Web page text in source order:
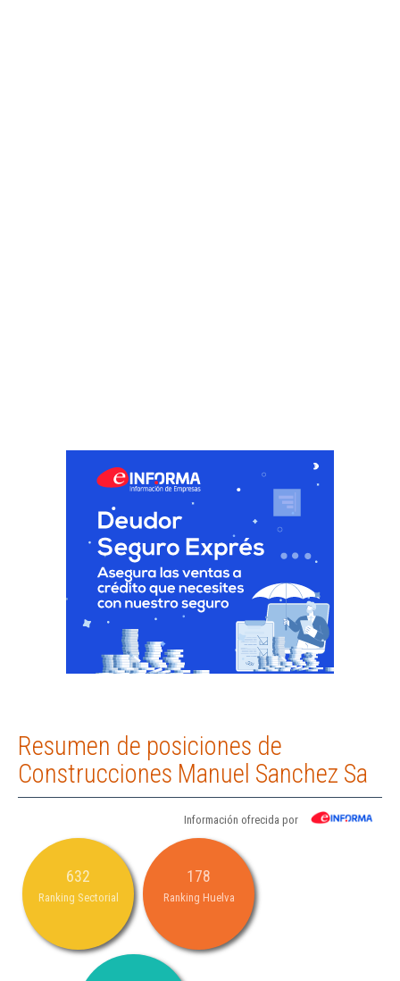
Resumen de posiciones de
Construcciones Manuel Sanchez Sa
Información ofrecida por
632
Ranking Sectorial
178
Ranking Huelva